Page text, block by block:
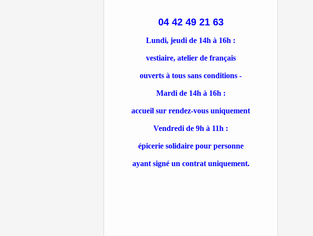
04 42 49 21 63
Lundi, jeudi de 14h à 16h :
vestiaire, atelier de français
ouverts à tous sans conditions -
Mardi de 14h à 16h :
accueil sur rendez-vous uniquement
Vendredi de 9h à 11h :
épicerie solidaire pour personne
ayant signé un contrat uniquement.